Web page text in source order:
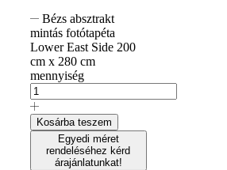
Bézs absztrakt
mintás fotótapéta
Lower East Side 200
cm x 280 cm
mennyiség
Kosárba teszem
Egyedi méret
rendeléséhez kérd
árajánlatunkat!